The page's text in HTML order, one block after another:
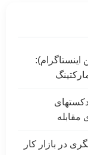
مقابله
در بازار کار